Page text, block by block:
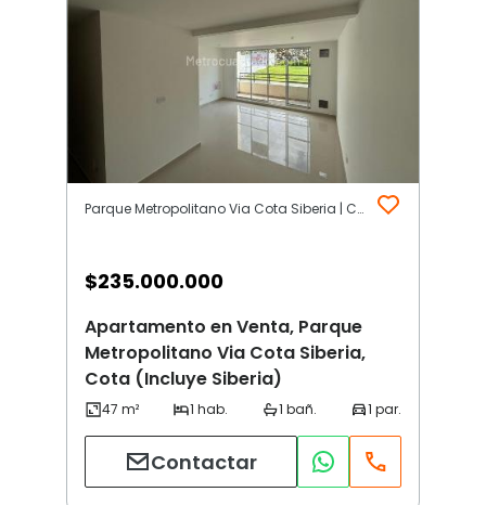
Parque Metropolitano Via Cota Siberia | Cota (Incluye Siberia)
$235.000.000
Apartamento en Venta, Parque
Metropolitano Via Cota Siberia,
Cota (Incluye Siberia)
Contactar